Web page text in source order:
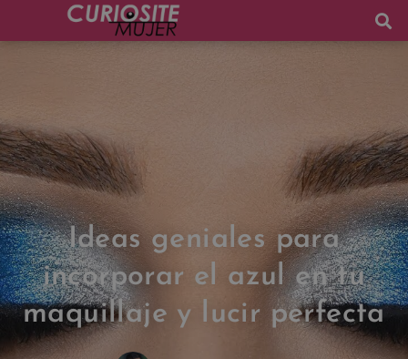
Ideas geniales para
incorporar el azul en tu
maquillaje y lucir perfecta